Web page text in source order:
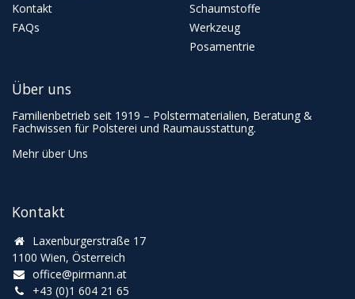
Kontakt
FAQs
Schaumstoffe
Werkzeug
Posamentrie
Kontakt
Laxenburgerstraße 17
1100 Wien, Österreich
office@pirmann.at
+43 (0)1 604 21 65
Über uns
Familienbetrieb seit 1919 – Polstermaterialien, Beratung &
Fachwissen für Polsterei und Raumausstattung.
Mehr über Uns